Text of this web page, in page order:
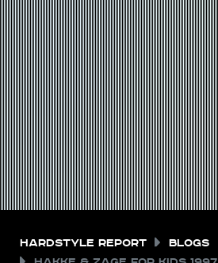
Hardstyle Report
Blogs